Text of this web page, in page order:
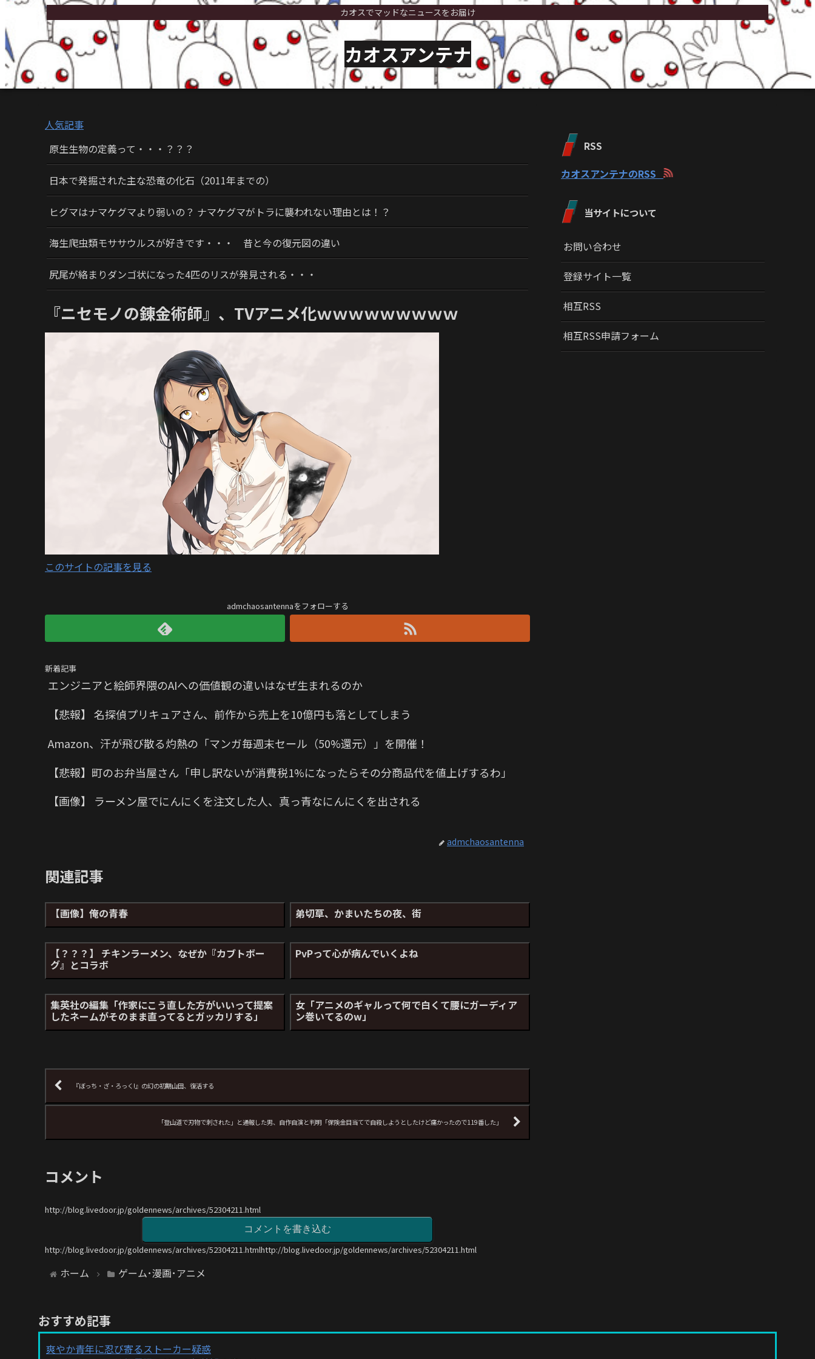
カオスでマッドなニュースをお届け
カオスアンテナ
人気記事
原生生物の定義って・・・？？？
日本で発掘された主な恐竜の化石（2011年までの）
ヒグマはナマケグマより弱いの？ ナマケグマがトラに襲われない理由とは！？
海生爬虫類モササウルスが好きです・・・ 昔と今の復元図の違い
尻尾が絡まりダンゴ状になった4匹のリスが発見される・・・
『ニセモノの錬金術師』、TVアニメ化ｗｗｗｗｗｗｗｗｗ
このサイトの記事を見る
admchaosantennaをフォローする
新着記事
エンジニアと絵師界隈のAIへの価値観の違いはなぜ生まれるのか
【悲報】 名探偵プリキュアさん、前作から売上を10億円も落としてしまう
Amazon、汗が飛び散る灼熱の「マンガ毎週末セール（50%還元）」を開催！
【悲報】町のお弁当屋さん「申し訳ないが消費税1%になったらその分商品代を値上げするわ」
【画像】 ラーメン屋でにんにくを注文した人、真っ青なにんにくを出される
admchaosantenna
関連記事
【画像】俺の青春 弟切草、かまいたちの夜、街
【？？？】 チキンラーメン、なぜか『カブトボー
グ』とコラボ
PvPって心が病んでいくよね
集英社の編集「作家にこう直した方がいいって提案
したネームがそのまま直ってるとガッカリする」
女「アニメのギャルって何で白くて腰にガーディア
ン巻いてるのw」
『ぼっち・ざ・ろっく!』の幻の初期山田、復活する
「登山道で刃物で刺された」と通報した男、自作自演と判明「保険金目当てで自殺しようとしたけど痛かったので119番した」
コメント
http://blog.livedoor.jp/goldennews/archives/52304211.html
コメントを書き込む
http://blog.livedoor.jp/goldennews/archives/52304211.htmlhttp://blog.livedoor.jp/goldennews/archives/52304211.html
ホーム ゲーム･漫画･アニメ
RSS
カオスアンテナのRSS
当サイトについて
お問い合わせ
登録サイト一覧
相互RSS
相互RSS申請フォーム
おすすめ記事
爽やか青年に忍び寄るストーカー疑惑